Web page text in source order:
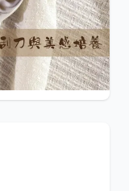
這堂課除了有6
感...
$4,000